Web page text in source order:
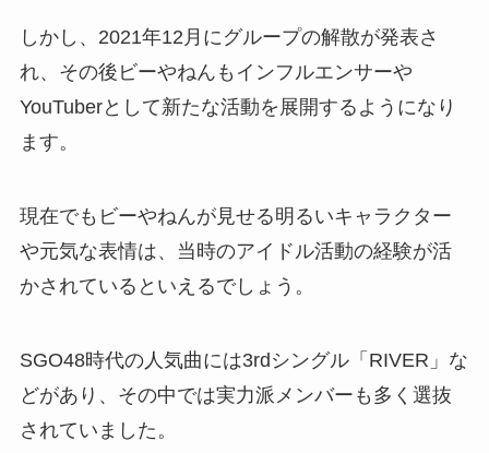
しかし、2021年12月にグループの解散が発表さ
れ、その後ビーやねんもインフルエンサーや
YouTuberとして新たな活動を展開するようになり
ます。
現在でもビーやねんが見せる明るいキャラクター
や元気な表情は、当時のアイドル活動の経験が活
かされているといえるでしょう。
SGO48時代の人気曲には3rdシングル「RIVER」な
どがあり、その中では実力派メンバーも多く選抜
されていました。